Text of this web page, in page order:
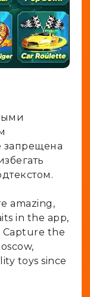
запрещена
amazing,
in the app,
Capture the
toys since